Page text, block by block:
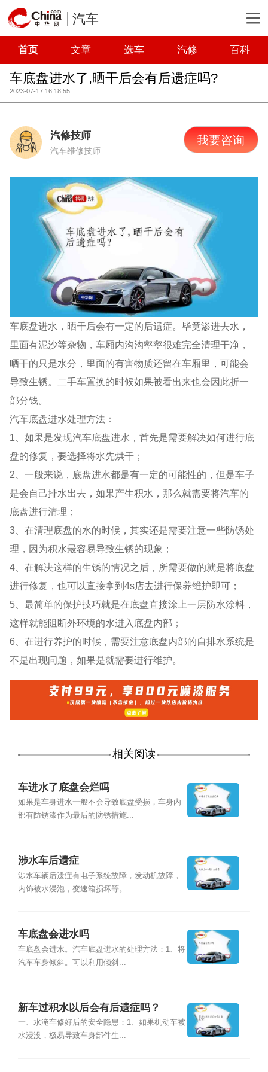
汽车
首页 文章 选车 汽修 百科
车底盘进水了,晒干后会有后遗症吗?
2023-07-17 16:18:55
汽修技师
汽车维修技师
我要咨询
车底盘进水，晒干后会有一定的后遗症。毕竟渗进去水，
里面有泥沙等杂物，车厢内沟沟壑壑很难完全清理干净，
晒干的只是水分，里面的有害物质还留在车厢里，可能会
导致生锈。二手车置换的时候如果被看出来也会因此折一
部分钱。
汽车底盘进水处理方法：
1、如果是发现汽车底盘进水，首先是需要解决如何进行底
盘的修复，要选择将水先烘干；
2、一般来说，底盘进水都是有一定的可能性的，但是车子
是会自己排水出去，如果产生积水，那么就需要将汽车的
底盘进行清理；
3、在清理底盘的水的时候，其实还是需要注意一些防锈处
理，因为积水最容易导致生锈的现象；
4、在解决这样的生锈的情况之后，所需要做的就是将底盘
进行修复，也可以直接拿到4s店去进行保养维护即可；
5、最简单的保护技巧就是在底盘直接涂上一层防水涂料，
这样就能阻断外环境的水进入底盘内部；
6、在进行养护的时候，需要注意底盘内部的自排水系统是
不是出现问题，如果是就需要进行维护。
相关阅读
车进水了底盘会烂吗
如果是车身进水一般不会导致底盘受损，车身内
部有防锈漆作为最后的防锈措施...
涉水车后遗症
涉水车辆后遗症有电子系统故障，发动机故障，
内饰被水浸泡，变速箱损坏等。...
车底盘会进水吗
车底盘会进水。汽车底盘进水的处理方法：1、将
汽车车身倾斜。可以利用倾斜...
新车过积水以后会有后遗症吗？
一、水淹车修好后的安全隐患：1、如果机动车被
水浸没，极易导致车身部件生...